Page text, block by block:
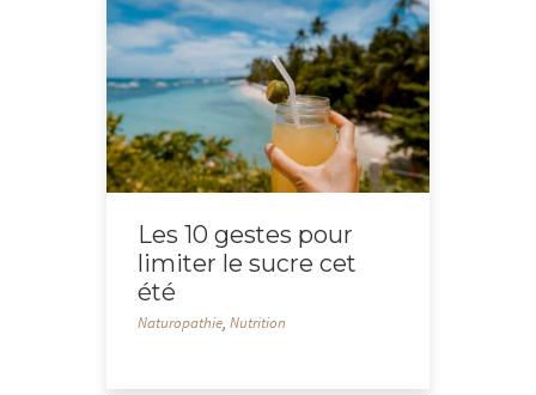
Les 10 gestes pour
limiter le sucre cet
été
Naturopathie,Nutrition